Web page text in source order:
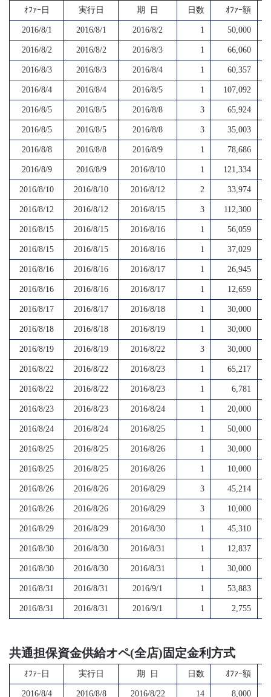
ｵﾌｧｰ日 実行日 期 日 日数 ｵﾌｧｰ額
2016/8/1 2016/8/1 2016/8/2 1 50,000
2016/8/2 2016/8/2 2016/8/3 1 66,060
2016/8/3 2016/8/3 2016/8/4 1 60,357
2016/8/4 2016/8/4 2016/8/5 1 107,092
2016/8/5 2016/8/5 2016/8/8 3 65,924
2016/8/5 2016/8/5 2016/8/8 3 35,003
2016/8/8 2016/8/8 2016/8/9 1 78,686
2016/8/9 2016/8/9 2016/8/10 1 121,334
2016/8/10 2016/8/10 2016/8/12 2 33,974
2016/8/12 2016/8/12 2016/8/15 3 112,300
2016/8/15 2016/8/15 2016/8/16 1 56,059
2016/8/15 2016/8/15 2016/8/16 1 37,029
2016/8/16 2016/8/16 2016/8/17 1 26,945
2016/8/16 2016/8/16 2016/8/17 1 12,659
2016/8/17 2016/8/17 2016/8/18 1 30,000
2016/8/18 2016/8/18 2016/8/19 1 30,000
2016/8/19 2016/8/19 2016/8/22 3 30,000
2016/8/22 2016/8/22 2016/8/23 1 65,217
2016/8/22 2016/8/22 2016/8/23 1 6,781
2016/8/23 2016/8/23 2016/8/24 1 20,000
2016/8/24 2016/8/24 2016/8/25 1 50,000
2016/8/25 2016/8/25 2016/8/26 1 30,000
2016/8/25 2016/8/25 2016/8/26 1 10,000
2016/8/26 2016/8/26 2016/8/29 3 45,214
2016/8/26 2016/8/26 2016/8/29 3 10,000
2016/8/29 2016/8/29 2016/8/30 1 45,310
2016/8/30 2016/8/30 2016/8/31 1 12,837
2016/8/30 2016/8/30 2016/8/31 1 30,000
2016/8/31 2016/8/31 2016/9/1 1 53,883
2016/8/31 2016/8/31 2016/9/1 1 2,755
共通担保資金供給オペ(全店)固定金利方式
ｵﾌｧｰ日 実行日 期 日 日数 ｵﾌｧｰ額
2016/8/4 2016/8/8 2016/8/22 14 8,000